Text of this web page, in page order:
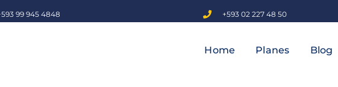
99 945 4848 +593 02 227 48 50
Home Planes Blog